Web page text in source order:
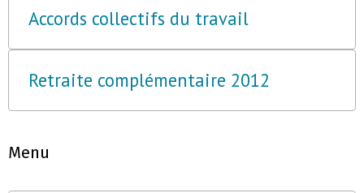
Accords collectifs du travail
Retraite complémentaire 2012
Menu